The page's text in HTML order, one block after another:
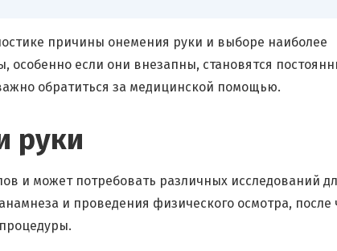
причины онемения руки и выборе наиболее
особенно если они внезапны, становятся
обратиться за медицинской помощью.
руки
и может потребовать различных исследований
и проведения физического осмотра, после